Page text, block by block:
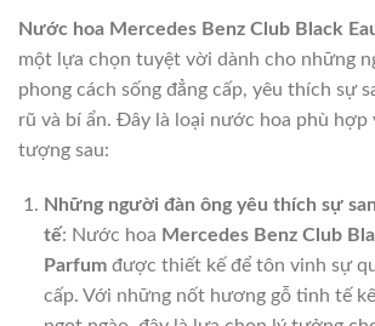
Nước hoa Mercedes Benz Club Black
một lựa chọn tuyệt vời dành cho những
phong cách sống đẳng cấp, yêu thích sự
rũ và bí ẩn. Đây là loại nước hoa phù hợp
tượng sau:
Những người đàn ông yêu thích sự
tế: Nước hoa Mercedes Benz Club
Parfumđược thiết kế để tôn vinh sự
cấp. Với những nốt hương gỗ tinh tế